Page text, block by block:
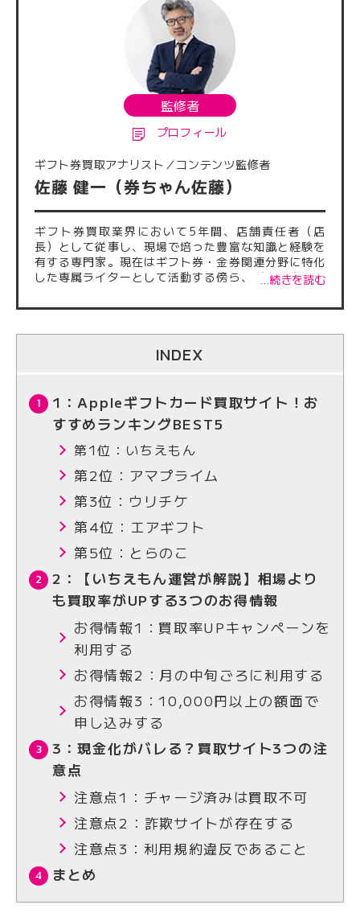
監修者
プロフィール
ギフト券買取アナリスト／コンテンツ監修者
佐藤 健一（券ちゃん佐藤）
ギフト券買取業界において5年間、店舗責任者（店
長）として従事し、現場で培った豊富な知識と経験を
有する専門家。現在はギフト券・金券関連分野に特化
した専属ライターとして活動する傍ら、ギフト券買取
これまでに執筆・監修した記事は500本を超え、正確
信頼を得ている。
…続きを読む
INDEX
1：Appleギフトカード買取サイト！お
すすめランキングBEST5
第1位：いちえもん
第2位：アマプライム
第3位：ウリチケ
第4位：エアギフト
第5位：とらのこ
2：【いちえもん運営が解説】相場より
も買取率がUPする3つのお得情報
お得情報1：買取率UPキャンペーンを
利用する
お得情報2：月の中旬ごろに利用する
お得情報3：10,000円以上の額面で
申し込みする
3：現金化がバレる？買取サイト3つの注
意点
注意点1：チャージ済みは買取不可
注意点2：詐欺サイトが存在する
注意点3：利用規約違反であること
まとめ